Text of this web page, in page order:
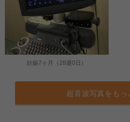
妊娠7ヶ月（28週0日）
超音波写真をもっ